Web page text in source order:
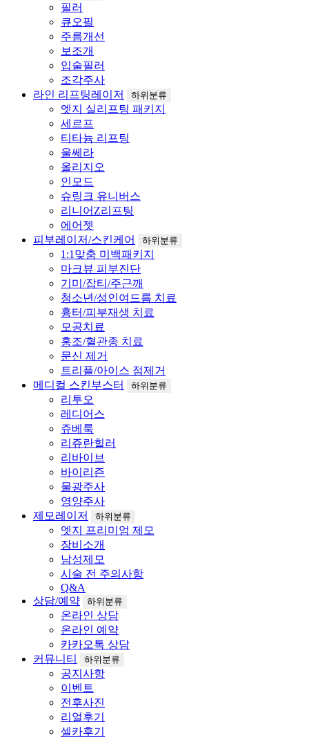
필러
큐오필
주름개선
보조개
입술필러
조각주사
라인 리프팅레이저
하위분류
엣지 실리프팅 패키지
세르프
티타늄 리프팅
울쎄라
올리지오
인모드
슈링크 유니버스
리니어Z리프팅
에어젯
피부레이저/스킨케어
하위분류
1:1맞춤 미백패키지
마크뷰 피부진단
기미/잡티/주근깨
청소년/성인여드름 치료
흉터/피부재생 치료
모공치료
홍조/혈관종 치료
문신 제거
트리플/아이스 점제거
메디컬 스킨부스터
하위분류
리투오
레디어스
쥬베룩
리쥬란힐러
리바이브
바이리즌
물광주사
영양주사
제모레이저
하위분류
엣지 프리미엄 제모
장비소개
남성제모
시술 전 주의사항
Q&A
상담/예약
하위분류
온라인 상담
온라인 예약
카카오톡 상담
커뮤니티
하위분류
공지사항
이벤트
전후사진
리얼후기
셀카후기